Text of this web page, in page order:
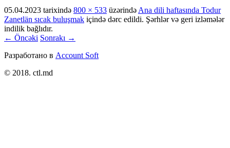
05.04.2023 tarixində 800 × 533 üzərində Ana dili haftasında Todur
Zanetlän sıcak buluşmak içində dərc edildi. Şərhlər və geri izləmələr
indilik bağlıdır.
← Öncəki Sonrakı →
Разработано в Account Soft
© 2018. ctl.md